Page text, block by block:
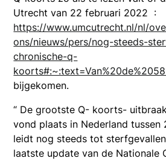
Utrecht van 22 februari 2022 :
https://www.umcutrecht.nl/nl/
ons/nieuws/pers/nog-steeds-
chronische-q-
bijgekomen.
“ De grootste Q- koorts-
vond plaats in Nederland tussen
leidt nog steeds tot
laatste update van de Nationale